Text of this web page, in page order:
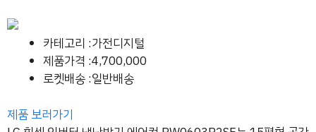
카테고리 :가전디지털
제품가격 :4,700,000
로켓배송 :일반배송
제품 보러가기